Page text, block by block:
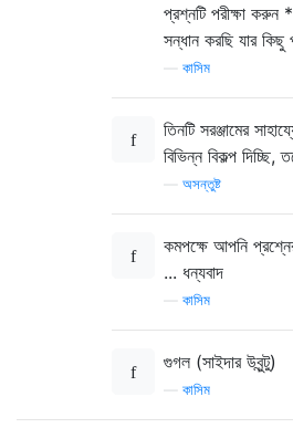
প্রশ্নটি পরীক্ষা
সন্ধান করছি যার
কাসিম
তিনটি সরঞ্জামের
বিভিন্ন বিকল্প
অসন্তুষ্ট
কমপক্ষে আপনি
... ধন্যবাদ
কাসিম
গুগল (সাইদার উবুন্টু)
কাসিম